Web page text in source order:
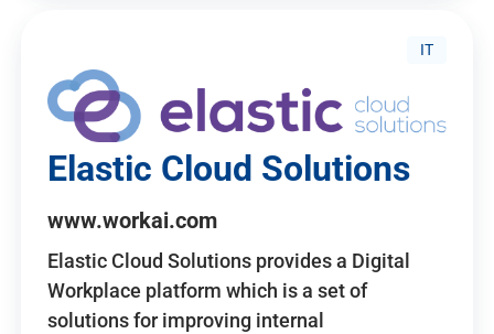
IT
Elastic Cloud Solutions
www.workai.com
Elastic Cloud Solutions provides a Digital
Workplace platform which is a set of
solutions for improving internal